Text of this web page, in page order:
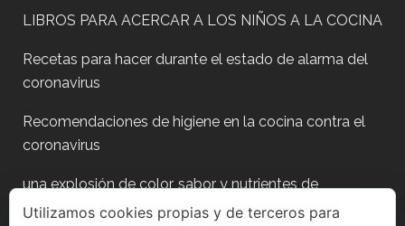
LIBROS PARA ACERCAR A LOS NIÑOS A LA COCINA
Recetas para hacer durante el estado de alarma del
coronavirus
Recomendaciones de higiene en la cocina contra el
coronavirus
una explosión de color, sabor y nutrientes de
temporada
Utilizamos cookies propias y de terceros para